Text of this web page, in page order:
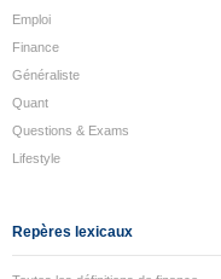
Emploi
Finance
Généraliste
Quant
Questions & Exams
Lifestyle
Repères lexicaux